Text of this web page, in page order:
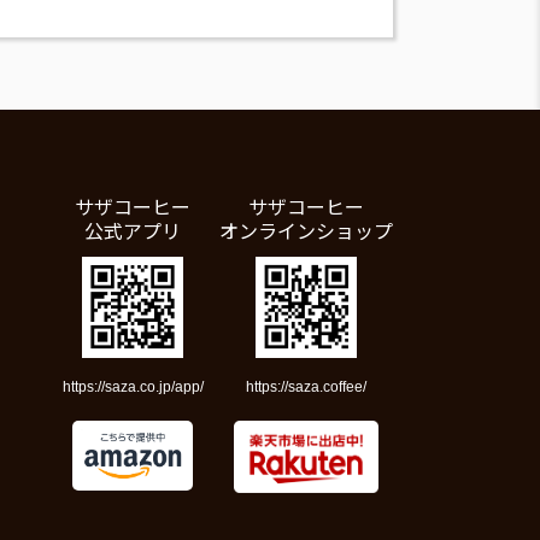
サザコーヒー
公式アプリ
https://saza.co.jp/app/
サザコーヒー
オンラインショップ
https://saza.coffee/